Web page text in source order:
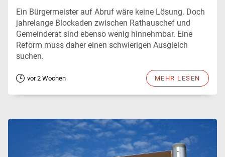
Ein Bürgermeister auf Abruf wäre keine Lösung. Doch
jahrelange Blockaden zwischen Rathauschef und
Gemeinderat sind ebenso wenig hinnehmbar. Eine
Reform muss daher einen schwierigen Ausgleich
suchen.
vor 2 Wochen MEHR LESEN